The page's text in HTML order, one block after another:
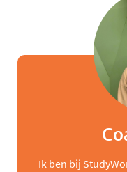
Ik ben bij